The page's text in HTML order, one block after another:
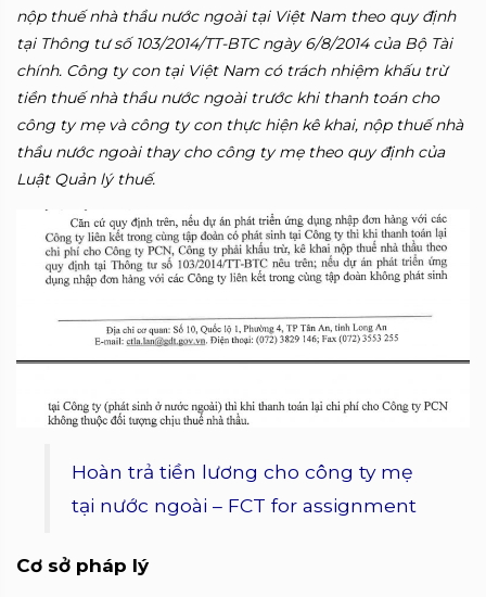
nộp thuế nhà thầu nước ngoài tại Việt Nam theo quy định
tại Thông tư số 103/2014/TT-BTC ngày 6/8/2014 của Bộ Tài
chính. Công ty con tại Việt Nam có trách nhiệm khấu trừ
tiền thuế nhà thầu nước ngoài trước khi thanh toán cho
công ty mẹ và công ty con thực hiện kê khai, nộp thuế nhà
thầu nước ngoài thay cho công ty mẹ theo quy định của
Luật Quản lý thuế.
Hoàn trả tiền lương cho công ty mẹ
tại nước ngoài – FCT for assignment
Cơ sở pháp lý